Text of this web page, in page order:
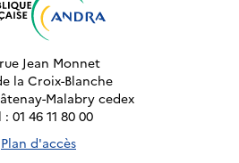
Jean Monnet
la Croix-Blanche
Malabry cedex
: 01 46 11 80 00
Plan d'accès